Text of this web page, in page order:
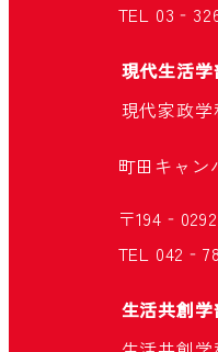
TEL
現代生活学
現代家政
町田キャン
〒
TEL
生活共創学